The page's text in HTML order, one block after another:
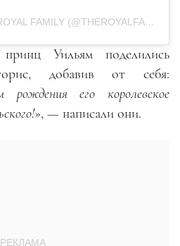
ПУБЛИКАЦИЯ ОТ THE ROYAL FAMILY (@THEROYALFAMILY)
Уильям поделились
добавив от себя:
рождения его королевское
», — написали они.